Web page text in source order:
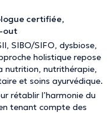
certifiée,
out
SIBO/SIFO, dysbiose,
holistique repose
nutrition, nutrithérapie,
et soins ayurvédique.
rétablir l’harmonie du
tenant compte des